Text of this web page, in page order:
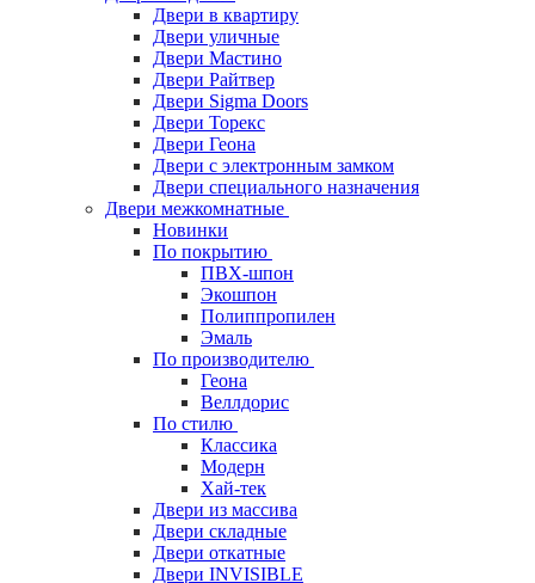
Двери в квартиру
Двери уличные
Двери Мастино
Двери Райтвер
Двери Sigma Doors
Двери Торекс
Двери Геона
Двери с электронным замком
Двери специального назначения
Двери межкомнатные
Новинки
По покрытию
ПВХ-шпон
Экошпон
Полиппропилен
Эмаль
По производителю
Геона
Веллдорис
По стилю
Классика
Модерн
Хай-тек
Двери из массива
Двери складные
Двери откатные
Двери INVISIBLE